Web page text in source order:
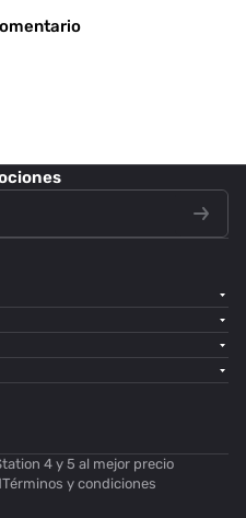
4 y 5 al mejor precio
Términos y condiciones